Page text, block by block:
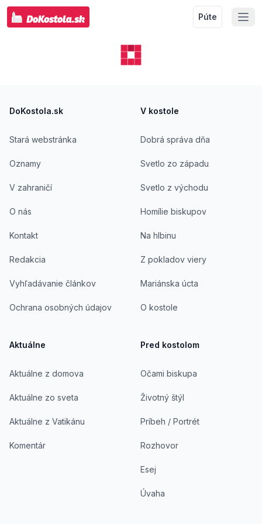
Púte
DoKostola.sk
Stará webstránka
Oznamy
V zahraničí
O nás
Kontakt
Redakcia
Vyhľadávanie článkov
Ochrana osobných údajov
Aktuálne
Aktuálne z domova
Aktuálne zo sveta
Aktuálne z Vatikánu
Komentár
V kostole
Dobrá správa dňa
Svetlo zo západu
Svetlo z východu
Homílie biskupov
Na hlbinu
Z pokladov viery
Mariánska úcta
O kostole
Pred kostolom
Očami biskupa
Životný štýl
Príbeh / Portrét
Rozhovor
Esej
Úvaha